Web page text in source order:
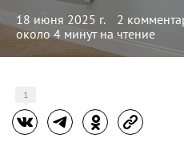
18 июня 2025 г.
2
около 4 минут на чтение
1